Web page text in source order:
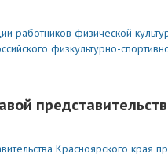
работников физической
физкультурно-
Красноярского